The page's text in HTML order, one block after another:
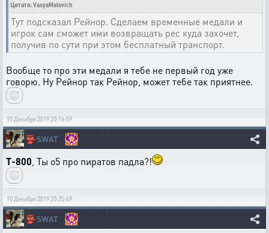
Цитата: VasyaMalevich
Тут подсказал Рейнор. Сделаем временные медали и
игрок сам сможет ими возвращать рес куда захочет,
получив по сути при этом бесплатный транспорт.
Вообще то про эти медали я тебе не первый год уже
говорю. Ну Рейнор так Рейнор, может тебе так приятнее.
10 Декабря 2019 20:16:59
👺SWAT
T-800 , Ты о5 про пиратов падла?!
10 Декабря 2019 20:25:49
👺SWAT